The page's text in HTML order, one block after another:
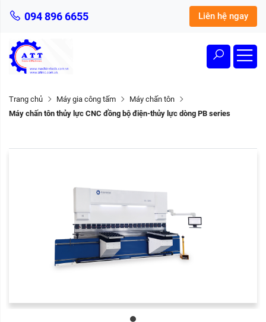
094 896 6655 Liên hệ ngay
Trang chủ Máy gia công tấm
Máy chấn tôn
Máy chấn tôn thủy lực CNC đồng bộ điện-thủy lực dòng PB series